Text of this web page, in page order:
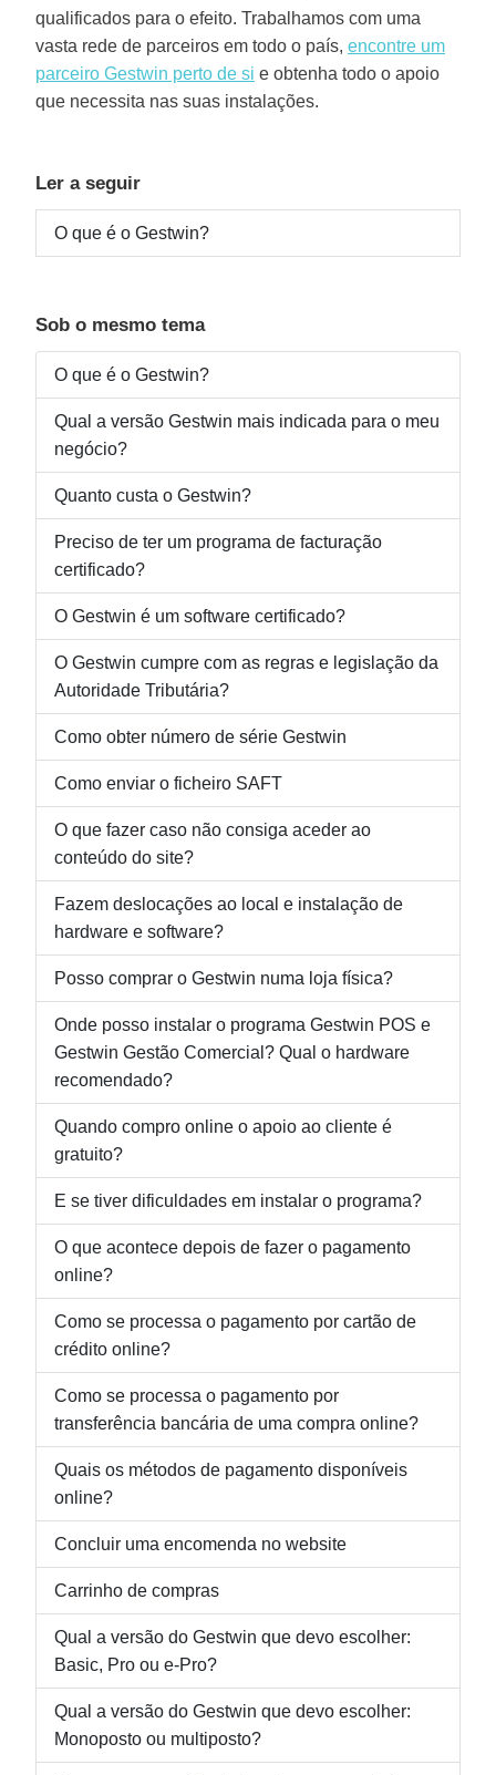
qualificados para o efeito. Trabalhamos com uma
vasta rede de parceiros em todo o país, encontre um
parceiro Gestwin perto de si e obtenha todo o apoio
que necessita nas suas instalações.
Ler a seguir
O que é o Gestwin?
Sob o mesmo tema
O que é o Gestwin?
Qual a versão Gestwin mais indicada para o meu
negócio?
Quanto custa o Gestwin?
Preciso de ter um programa de facturação
certificado?
O Gestwin é um software certificado?
O Gestwin cumpre com as regras e legislação da
Autoridade Tributária?
Como obter número de série Gestwin
Como enviar o ficheiro SAFT
O que fazer caso não consiga aceder ao
conteúdo do site?
Fazem deslocações ao local e instalação de
hardware e software?
Posso comprar o Gestwin numa loja física?
Onde posso instalar o programa Gestwin POS e
Gestwin Gestão Comercial? Qual o hardware
recomendado?
Quando compro online o apoio ao cliente é
gratuito?
E se tiver dificuldades em instalar o programa?
O que acontece depois de fazer o pagamento
online?
Como se processa o pagamento por cartão de
crédito online?
Como se processa o pagamento por
transferência bancária de uma compra online?
Quais os métodos de pagamento disponíveis
online?
Concluir uma encomenda no website
Carrinho de compras
Qual a versão do Gestwin que devo escolher:
Basic, Pro ou e-Pro?
Qual a versão do Gestwin que devo escolher:
Monoposto ou multiposto?